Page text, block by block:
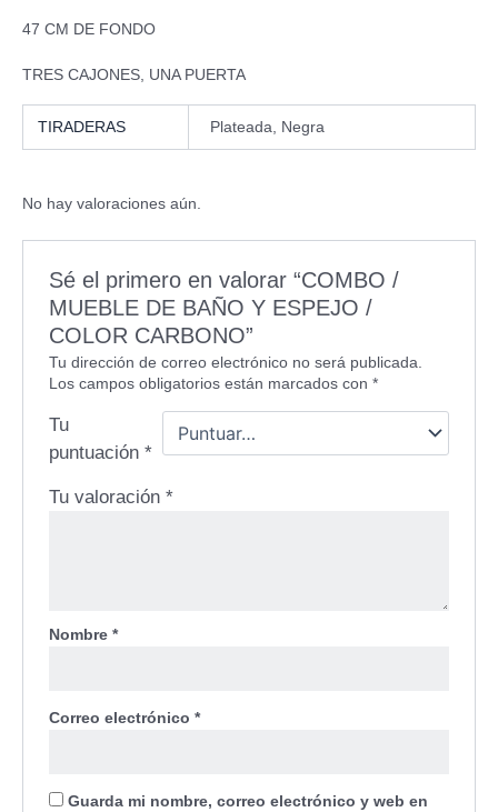
47 CM DE FONDO
TRES CAJONES, UNA PUERTA
TIRADERAS Plateada, Negra
No hay valoraciones aún.
Sé el primero en valorar “COMBO /
MUEBLE DE BAÑO Y ESPEJO /
COLOR CARBONO”
Tu dirección de correo electrónico no será publicada.
Los campos obligatorios están marcados con*
Tu
puntuación*
Tu valoración*
Nombre*
Correo electrónico*
Guarda mi nombre, correo electrónico y web en